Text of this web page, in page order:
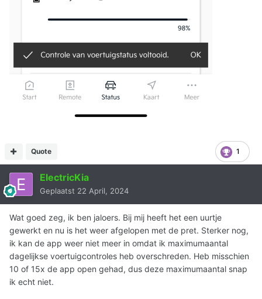
1
Quote
ElectricKia
Geplaatst 22 April, 2024
Wat goed zeg, ik ben jaloers. Bij mij heeft het een uurtje
gewerkt en nu is het weer afgelopen met de pret. Sterker nog,
ik kan de app weer niet meer in omdat ik maximumaantal
dagelijkse voertuigcontroles heb overschreden. Heb misschien
10 of 15x de app open gehad, dus deze maximumaantal snap
ik echt niet.